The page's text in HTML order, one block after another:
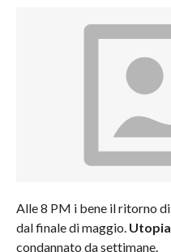
Alle 8 PM i bene il ritorno di
dal finale di maggio. Utopia
condannato da settimane.